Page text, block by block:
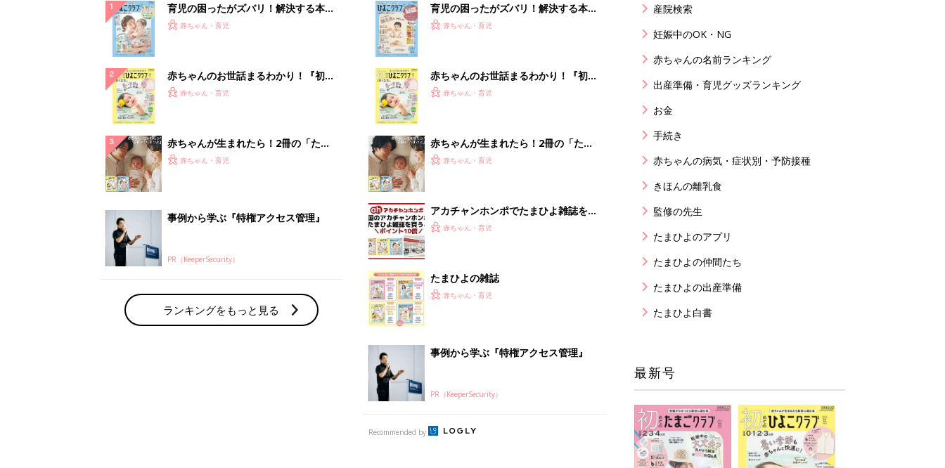
育児の困ったがズバリ！解決する本
『ひよこクラブ 夏号』 4カ月～2才
赤ちゃん・育児
赤ちゃんのお世話まるわかり！『初め
てのひよこクラブ 夏号』〈巻頭大特
赤ちゃん・育児
赤ちゃんが生まれたら！2冊の「たま
ひよ」
赤ちゃん・育児
事例から学ぶ『特権アクセス管理』
PR（KeeperSecurity）
ランキングをもっと見る
育児の困ったがズバリ！解決する本
『ひよこクラブ 秋号』 4カ月～2才
赤ちゃん・育児
赤ちゃんのお世話まるわかり！『初め
てのひよこクラブ 夏号』〈巻頭大特
赤ちゃん・育児
赤ちゃんが生まれたら！2冊の「たま
ひよ」
赤ちゃん・育児
アカチャンホンポでたまひよ雑誌を買
うとポイント10倍【期間限定】
赤ちゃん・育児
たまひよの雑誌
赤ちゃん・育児
事例から学ぶ『特権アクセス管理』
PR（KeeperSecurity）
Recommended by
産院検索
妊娠中のOK・NG
赤ちゃんの名前ランキング
出産準備・育児グッズランキング
お金
手続き
赤ちゃんの病気・症状別・予防接種
きほんの離乳食
監修の先生
たまひよのアプリ
たまひよの仲間たち
たまひよの出産準備
たまひよ白書
最新号